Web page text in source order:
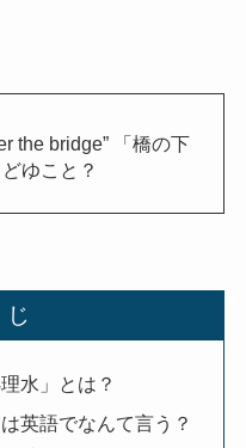
the bridge” 「橋の下
ゆこと？
じ
水」とは？
英語でなんて言う？